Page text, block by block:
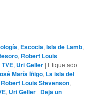
, Escocia,Isla de Lamb,
, Robert Louis
,TVE, Uri Geller | Etiquetado
María Íñigo, La isla del
Robert Louis Stevenson,
, Uri Geller | Deja un